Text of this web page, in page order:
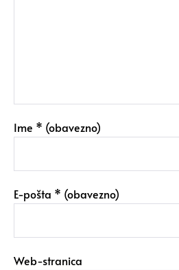
Ime * (obavezno)
E-pošta * (obavezno)
Web-stranica